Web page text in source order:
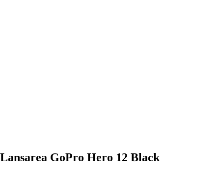
Lansarea GoPro Hero 12 Black